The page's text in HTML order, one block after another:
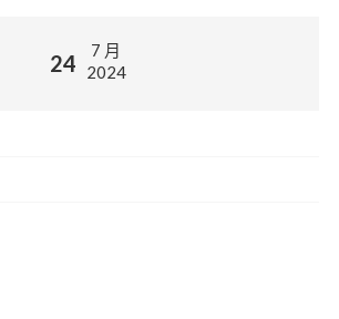
24
7 月
2024